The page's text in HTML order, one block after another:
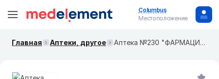
Columbus
Местоположение
Главная Аптеки, другое Аптека №230 "ФАРМАЦИЯ"